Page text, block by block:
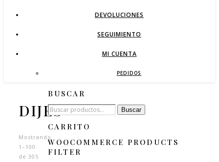
DEVOLUCIONES
SEGUIMIENTO
MI CUENTA
PEDIDOS
DIJES
Mostrando
1–100
de 305
BUSCAR
Buscar
por:
Buscar
CARRITO
WOOCOMMERCE PRODUCTS
FILTER